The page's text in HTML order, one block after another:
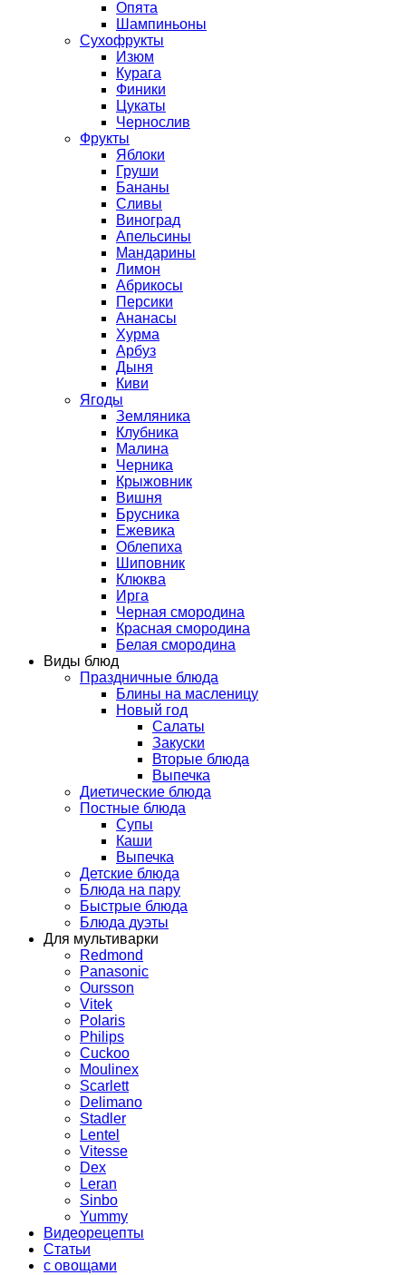
Опята
Шампиньоны
Сухофрукты
Изюм
Курага
Финики
Цукаты
Чернослив
Фрукты
Яблоки
Груши
Бананы
Сливы
Виноград
Апельсины
Мандарины
Лимон
Абрикосы
Персики
Ананасы
Хурма
Арбуз
Дыня
Киви
Ягоды
Земляника
Клубника
Малина
Черника
Крыжовник
Вишня
Брусника
Ежевика
Облепиха
Шиповник
Клюква
Ирга
Черная смородина
Красная смородина
Белая смородина
Виды блюд
Праздничные блюда
Блины на масленицу
Новый год
Салаты
Закуски
Вторые блюда
Выпечка
Диетические блюда
Постные блюда
Супы
Каши
Выпечка
Детские блюда
Блюда на пару
Быстрые блюда
Блюда дуэты
Для мультиварки
Redmond
Panasonic
Oursson
Vitek
Polaris
Philips
Cuckoo
Moulinex
Scarlett
Delimano
Stadler
Lentel
Vitesse
Dex
Leran
Sinbo
Yummy
Видеорецепты
Статьи
с овощами